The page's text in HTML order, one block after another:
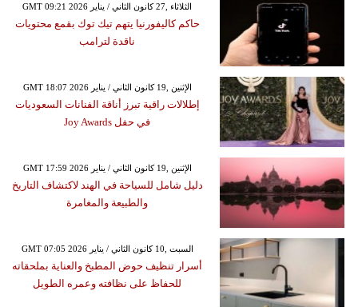
GMT 09:21 2026 الثلاثاء ,27 كانون الثاني / يناير
حاكم كاليفورنيا يتهم تيك توك بقمع محتويات
ناقدة لترامب
GMT 18:07 2026 الإثنين ,19 كانون الثاني / يناير
إطلالات راقية تبرز أناقة الفنانات السعوديات
في حفل Joy Awards
GMT 17:59 2026 الإثنين ,19 كانون الثاني / يناير
دليل شامل للسياحة في الهند لاكتشاف التاريخ
والطبيعة والمغامرة
GMT 07:05 2026 السبت ,10 كانون الثاني / يناير
أسرار تنظيف حوض المطبخ والعناية بملحقاته
للحفاظ على نظافته وعمره الطويل